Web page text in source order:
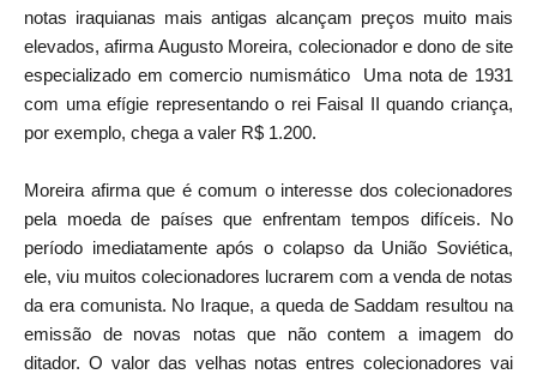
notas iraquianas mais antigas alcançam preços muito mais
elevados, afirma Augusto Moreira, colecionador e dono de site
especializado em comercio numismático Uma nota de 1931
com uma efígie representando o rei Faisal II quando criança,
por exemplo, chega a valer R$ 1.200.
Moreira afirma que é comum o interesse dos colecionadores
pela moeda de países que enfrentam tempos difíceis. No
período imediatamente após o colapso da União Soviética,
ele, viu muitos colecionadores lucrarem com a venda de notas
da era comunista. No Iraque, a queda de Saddam resultou na
emissão de novas notas que não contem a imagem do
ditador. O valor das velhas notas entres colecionadores vai